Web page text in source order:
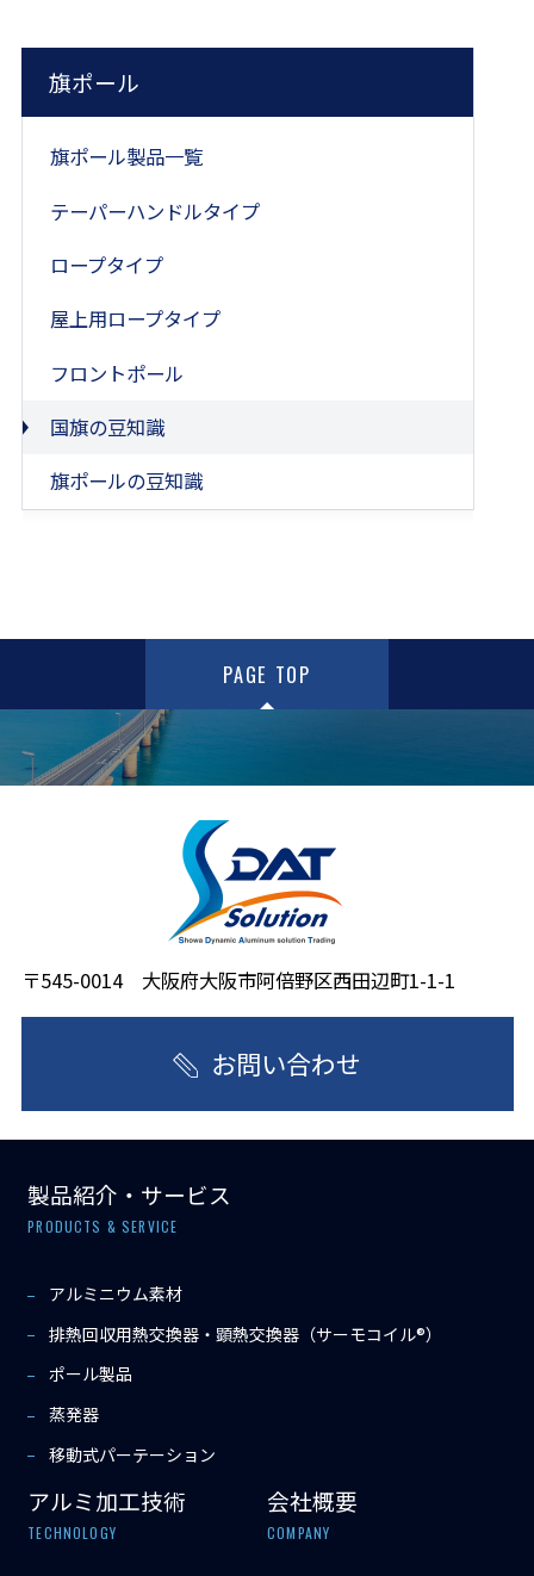
旗ポール
旗ポール製品一覧
テーパーハンドルタイプ
ロープタイプ
屋上用ロープタイプ
フロントポール
国旗の豆知識
旗ポールの豆知識
PAGE TOP
〒545-0014 大阪府大阪市阿倍野区西田辺町1-1-1
お問い合わせ
製品紹介・サービス
PRODUCTS & SERVICE
アルミニウム素材
排熱回収用熱交換器・顕熱交換器（サーモコイル®）
ポール製品
蒸発器
移動式パーテーション
アルミ加工技術
TECHNOLOGY
会社概要
COMPANY